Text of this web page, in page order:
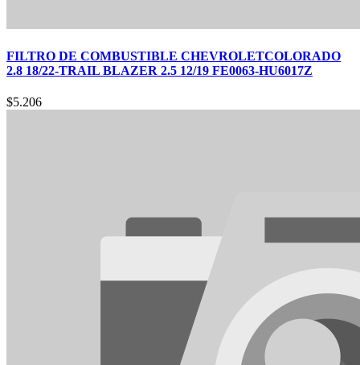
FILTRO DE COMBUSTIBLE CHEVROLETCOLORADO
2.8 18/22-TRAIL BLAZER 2.5 12/19 FE0063-HU6017Z
$5.206